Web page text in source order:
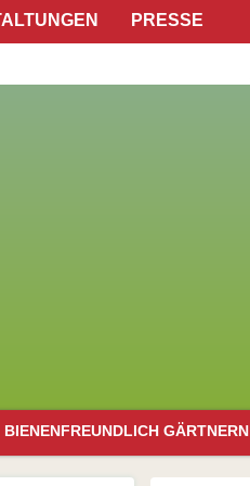
PRESSE
BIENENFREUNDLICH GÄRTNERN